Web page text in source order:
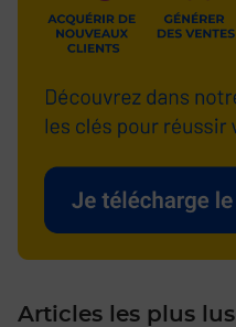
Articles les plus lus